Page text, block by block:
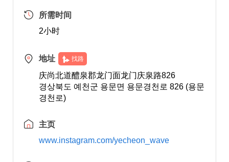
所需时间
2小时
地址 找路
庆尚北道醴泉郡龙门面龙门庆泉路826
경상북도 예천군 용문면 용문경천로 826 (용문
경천로)
主页
www.instagram.com/yecheon_wave